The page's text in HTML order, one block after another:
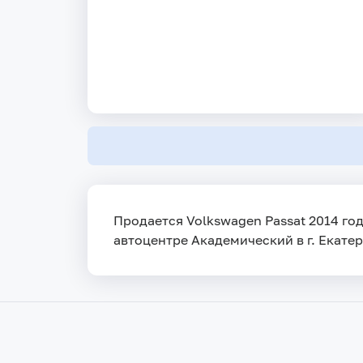
Продается Volkswagen Passat 2014
автоцентре Академический в г.